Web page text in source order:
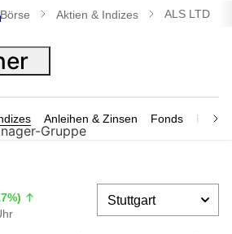
Börse Aktien & Indizes ALS LTD
Anleihen & Zinsen Fonds
Gruppe